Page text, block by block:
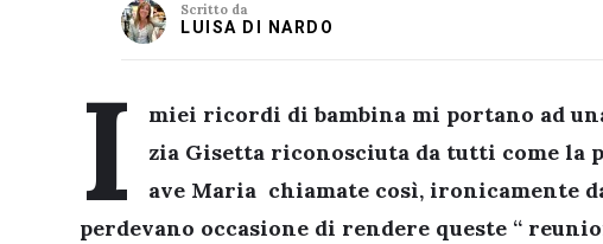
Scritto da
LUISA DI NARDO
I
miei ricordi di bambina mi portano ad
zia Gisetta riconosciuta da tutti come la
ave Maria chiamate così, ironicamente
perdevano occasione di rendere queste “